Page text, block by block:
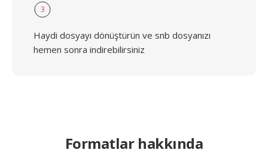
3
Haydi dosyayı dönüştürün ve snb dosyanızı
hemen sonra indirebilirsiniz
Formatlar hakkında